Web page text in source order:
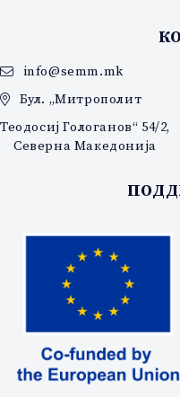
info@semm.mk
Бул. „Митрополит
Теодосиј Гологанов“ 54/2,
Северна Македонија